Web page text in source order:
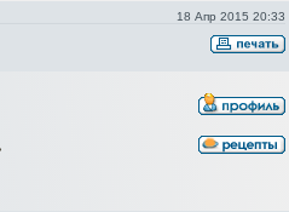
18 Апр 2015 20:33